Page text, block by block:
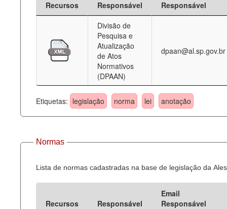
Deputados Estaduais
Legislação
Perguntas frequentes
Contato
Recursos Responsável
Responsável
Divisão de
Pesquisa e
Atualização
de Atos
Normativos
(DPAAN)
dpaan@al.sp.gov.br
Etiquetas: legislação norma lei anotação
Normas
Lista de normas cadastradas na base de legislação da
Recursos Responsável
Email
Responsável